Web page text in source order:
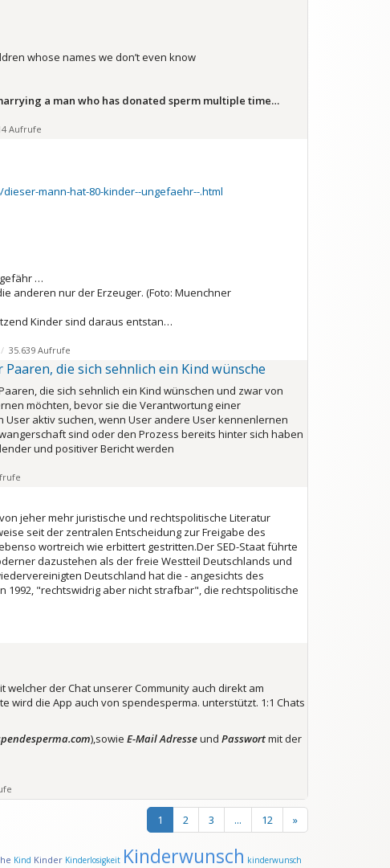
whose names we don’t even know
a man who has donated sperm multiple time…
Aufrufe
mann-hat-80-kinder--ungefaehr--.html
…
anderen nur der Erzeuger. (Foto: Muenchner
Kinder sind daraus entstan…
35.639 Aufrufe
die sich sehnlich ein Kind wünsche
die sich sehnlich ein Kind wünschen und zwar von
möchten, bevor sie die Verantwortung einer
aktiv suchen, wenn User andere User kennenlernen
sind oder den Prozess bereits hinter sich haben
und positiver Bericht werden
jeher mehr juristische und rechtspolitische Literatur
seit der zentralen Entscheidung zur Freigabe des
wortreich wie erbittert gestritten.Der SED-Staat führte
dazustehen als der freie Westteil Deutschlands und
Deutschland hat die - angesichts des
1992, "rechtswidrig aber nicht strafbar", die rechtspolitische
welcher der Chat unserer Community auch direkt am
wird die App auch von spendesperma. unterstützt. 1:1 Chats
),sowie E-Mail Adresseund Passwortmit der
1 2 3 ... 12 »
Kind Kinder Kinderlosigkeit Kinderwunsch kinderwunsch